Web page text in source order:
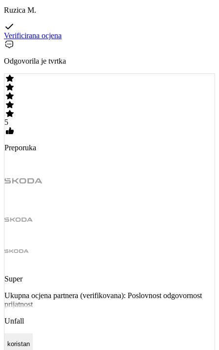
Ruzica M.
Verificirana ocjena
Odgovorila je tvrtka
5
Preporuka
Super
Ukupna ocjena partnera (verifikovana): Poslovnost odgovornost
prijatnost
Unfall
koristan